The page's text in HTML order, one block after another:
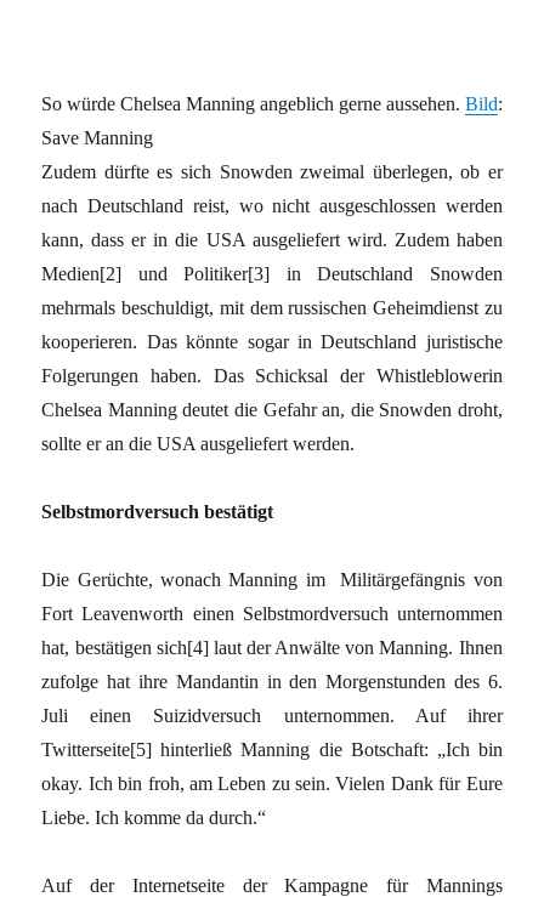
So würde Chelsea Manning angeblich gerne aussehen.Bild:
Save Manning
Zudem dürfte es sich Snowden zweimal überlegen, ob er
nach Deutschland reist, wo nicht ausgeschlossen werden
kann, dass er in die USA ausgeliefert wird. Zudem haben
Medien[2] und Politiker[3] in Deutschland Snowden
mehrmals beschuldigt, mit dem russischen Geheimdienst zu
kooperieren. Das könnte sogar in Deutschland juristische
Folgerungen haben. Das Schicksal der Whistleblowerin
Chelsea Manning deutet die Gefahr an, die Snowden droht,
sollte er an die USA ausgeliefert werden.
Selbstmordversuch bestätigt
Die Gerüchte, wonach Manning im Militärgefängnis von
Fort Leavenworth einen Selbstmordversuch unternommen
hat, bestätigen sich[4]laut der Anwälte von Manning. Ihnen
zufolge hat ihre Mandantin in den Morgenstunden des 6.
Juli einen Suizidversuch unternommen. Auf ihrer
Twitterseite[5] hinterließ Manning die Botschaft: „Ich bin
okay. Ich bin froh, am Leben zu sein. Vielen Dank für Eure
Liebe. Ich komme da durch.“
Auf der Internetseite der Kampagne für Mannings